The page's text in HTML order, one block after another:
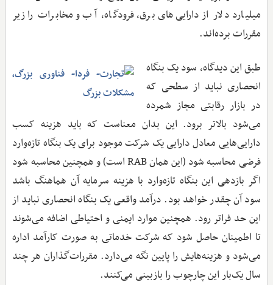
میلیارد دلار از دارایی‌های برق، فرودگاه، آب و مخابرات را زیر
مقررات برده‌اند.
طبق این دیدگاه، سود یک بنگاه
انحصاری نباید از سطحی که
در بازار رقابتی مجاز شمرده
می‌شود بالاتر برود. این بدان معناست که باید هزینه کسب
دارایی‌هایی معادل دارایی یک شرکت موجود برای یک بنگاه تازه‌وارد
فرضی محاسبه شود (این همان RAB است) و همچنین محاسبه شود
اگر بازدهی این بنگاه تازه‌وارد با هزینه سرمایه آن هماهنگ باشد
سود آن چقدر خواهد بود. درآمد واقعی یک بنگاه انحصاری نباید از
این حد فراتر رود. همچنین موارد ایمنی و احتیاطی اضافه می‌شوند
تا اطمینان حاصل شود که شرکت خدماتی به صورت کارآمد اداره
می‌شود و هزینه‌هایش را پایین نگه می‌دارد. مقررات‌گذاران هر چند
سال یک‌بار این چارچوب را بازبینی می‌کنند.